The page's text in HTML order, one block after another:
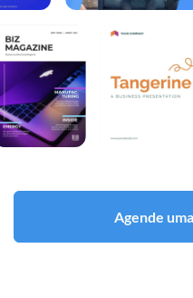
Agende